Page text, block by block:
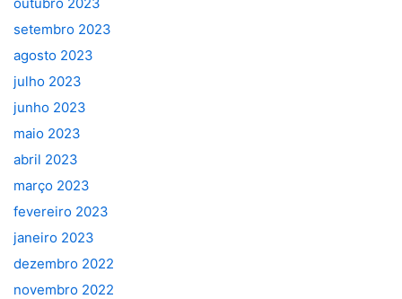
setembro 2023
agosto 2023
julho 2023
junho 2023
maio 2023
abril 2023
março 2023
fevereiro 2023
janeiro 2023
dezembro 2022
novembro 2022